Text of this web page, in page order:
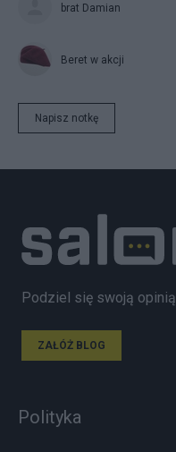
brat Damian
Beret w akcji
Napisz notkę
Podziel się swoją opinią
ZAŁÓŻ BLOG
Polityka